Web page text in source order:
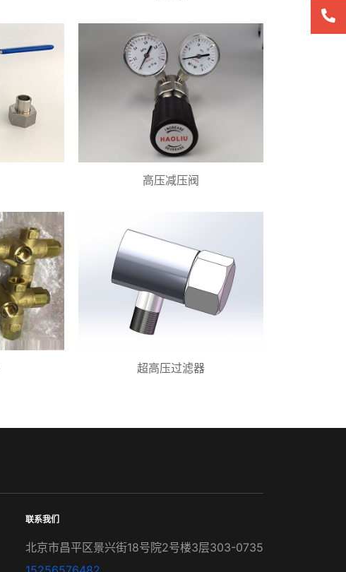
高压减压阀
超高压过滤器
联系我们
北京市昌平区景兴街18号院2号楼3层303-0735